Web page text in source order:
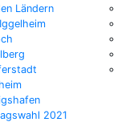
Ländern
2021